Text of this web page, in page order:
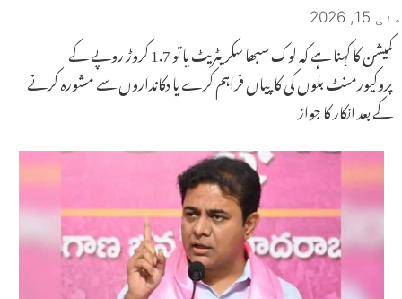
مئی 15, 2026
کمیشن کا کہنا ہے کہ لوک سبھا سکریٹریٹ یا تو 1.7 کروڑ روپے کے
پروکیورمنٹ بلوں کی کاپیاں فراہم کرے یا دکانداروں سے مشورہ کرنے
کے بعد انکار کا جواز